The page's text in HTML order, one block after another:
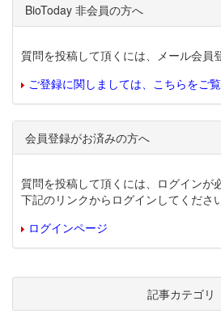
BioToday 非会員の方へ
質問を投稿して頂くには、メール会員
ご登録に関しましては、こちらをご覧
会員登録がお済みの方へ
質問を投稿して頂くには、ログインが
下記のリンクからログインしてください
ログインページ
記事カテゴリ